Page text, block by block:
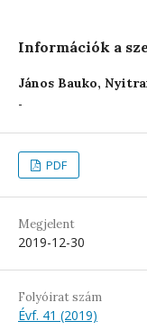
Információk a
János Bauko,
-
PDF
Megjelent
2019-12-30
Folyóirat szám
Évf. 41 (2019)